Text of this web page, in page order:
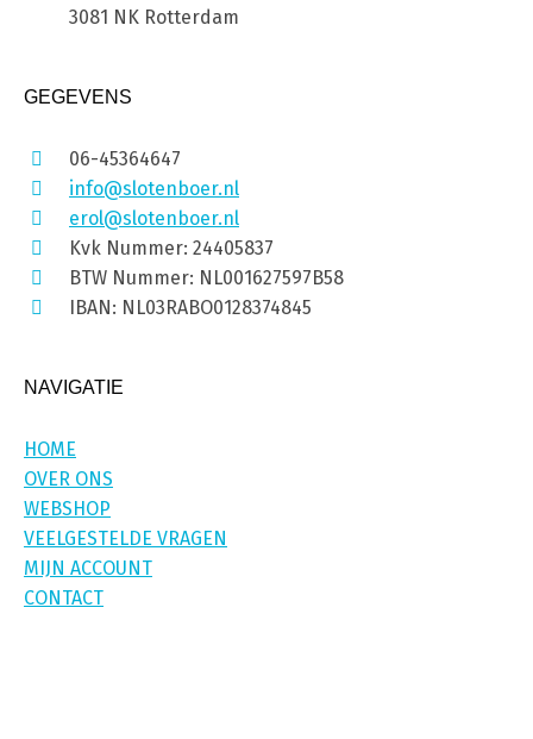
3081 NK Rotterdam
GEGEVENS
06-45364647
info@slotenboer.nl
erol@slotenboer.nl
Kvk Nummer: 24405837
BTW Nummer: NL001627597B58
IBAN: NL03RABO0128374845
NAVIGATIE
HOME
OVER ONS
WEBSHOP
VEELGESTELDE VRAGEN
MIJN ACCOUNT
CONTACT